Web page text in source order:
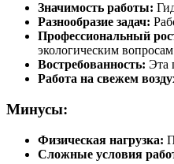
Значимость работы:
Разнообразие задач:
Профессиональный
экологическим
Востребованность: Эта
Работа на свежем
Минусы:
Физическая нагрузка:
Сложные условия